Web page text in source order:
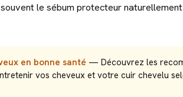
le sébum protecteur
en bonne santé — Découvrez les
vos cheveux et votre cuir chevelu